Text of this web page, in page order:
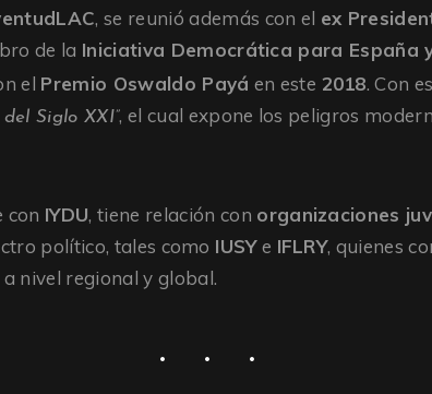
, se reunió además con el ex
de la Iniciativa Democrática para España
el Premio Oswaldo Payá en este 2018. Con
Siglo XXI”, el cual expone los peligros
con IYDU, tiene relación con organizaciones
político, tales como IUSYe IFLRY, quienes
nivel regional y global.